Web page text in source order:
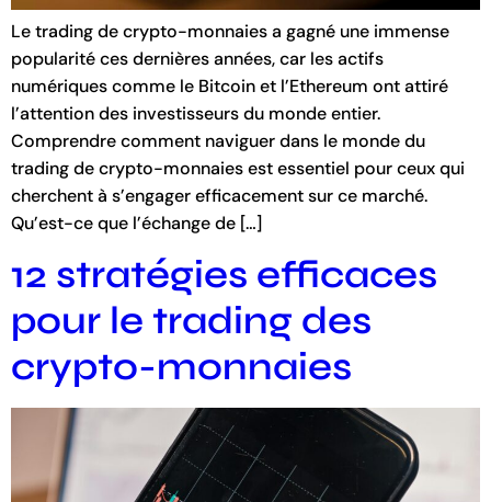
Le trading de crypto-monnaies a gagné une immense
popularité ces dernières années, car les actifs
numériques comme le Bitcoin et l’Ethereum ont attiré
l’attention des investisseurs du monde entier.
Comprendre comment naviguer dans le monde du
trading de crypto-monnaies est essentiel pour ceux qui
cherchent à s’engager efficacement sur ce marché.
Qu’est-ce que l’échange de […]
12 stratégies efficaces
pour le trading des
crypto-monnaies